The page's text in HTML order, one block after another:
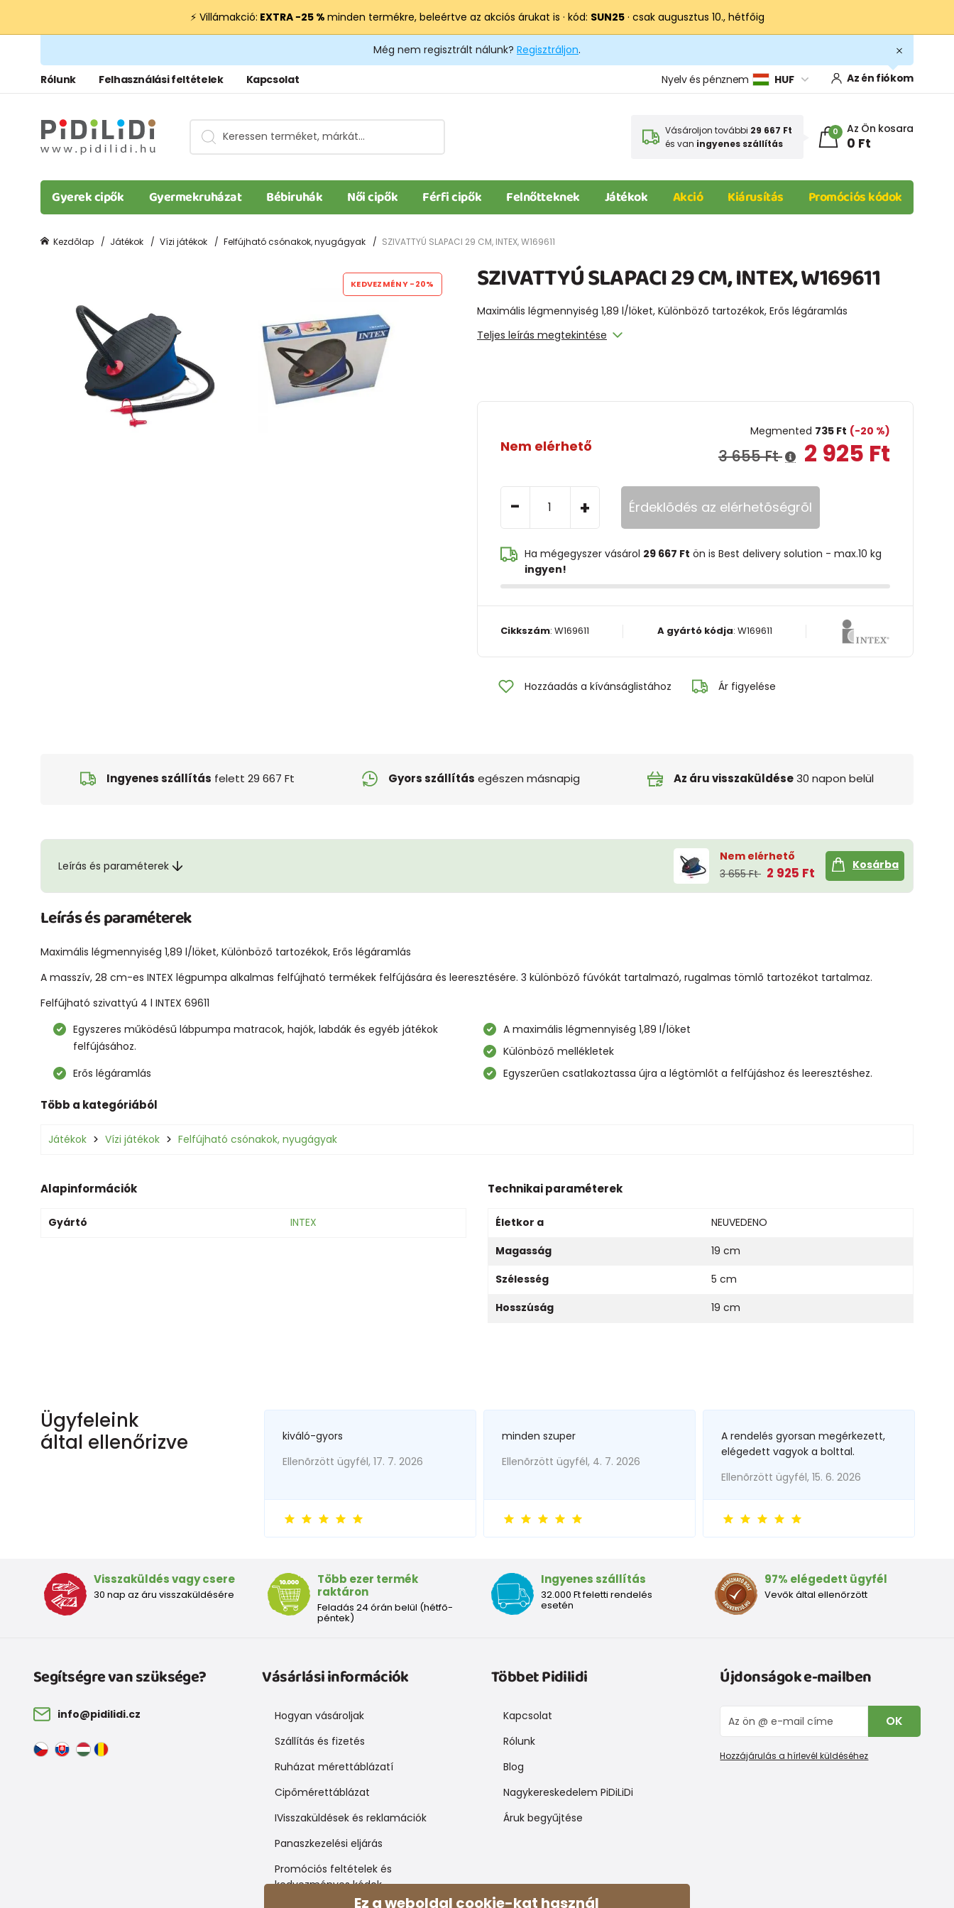
⚡ Villámakció: EXTRA −25 % minden termékre, beleértve az akciós árukat is · kód: SUN25· csak augusztus 10., hétfőig
Még nem regisztrált nálunk? Regisztráljon.
Rólunk Felhasználási feltételek Kapcsolat Nyelv és pénznem HUF Az én fiókom
Vásároljon további 29 667 Ft
és van ingyenes szállítás
0 Az Ön kosara
0 Ft
Gyerek cipők Gyermekruházat Bébiruhák Női cipők Férfi cipők Felnőtteknek Játékok Akció Kiárusítás Promóciós kódok
Kezdõlap Játékok Vízi játékok Felfújható csónakok, nyugágyak SZIVATTYÚ SLAPACI 29 CM, INTEX, W169611
SZIVATTYÚ SLAPACI 29 CM, INTEX, W169611
Maximális légmennyiség 1,89 l/löket, Különböző tartozékok, Erős légáramlás
Teljes leírás megtekintése
Nem elérhető
Megmented 735 Ft (-20 %)
3 655 Ft 2 925 Ft
- + Érdeklõdés az elérhetõségrõl
Ha mégegyszer vásárol 29 667 Ft ön is Best delivery solution - max.10 kg
ingyen!
Cikkszám: W169611 A gyártó kódja: W169611
Hozzáadás a kívánságlistához Ár figyelése
KEDVEZMÉNY-20%
Ingyenes szállítás felett 29 667 Ft Gyors szállítás egészen másnapig Az áru visszaküldése30 napon belül
Leírás és paraméterek
Nem elérhető
3 655 Ft 2 925 Ft
Kosárba
Leírás és paraméterek
Maximális légmennyiség 1,89 l/löket, Különböző tartozékok, Erős légáramlás
A masszív, 28 cm-es INTEX légpumpa alkalmas felfújható termékek felfújására és leeresztésére. 3 különböző fúvókát tartalmazó, rugalmas tömlő tartozékot tartalmaz.
Felfújható szivattyú 4 l INTEX 69611
Egyszeres működésű lábpumpa matracok, hajók, labdák és egyéb játékok
felfújásához.
A maximális légmennyiség 1,89 l/löket
Különböző mellékletek
Erős légáramlás
Egyszerűen csatlakoztassa újra a légtömlőt a felfújáshoz és leeresztéshez.
Több a kategóriából
Játékok Vízi játékok Felfújható csónakok, nyugágyak
Alapinformációk
Gyártó INTEX
Technikai paraméterek
Életkor a
NEUVEDENO
Magasság
19 cm
Szélesség
5 cm
Hosszúság
19 cm
Ügyfeleink
által ellenőrizve
kiváló-gyors
Ellenõrzött ügyfél, 17. 7. 2026
minden szuper
Ellenõrzött ügyfél, 4. 7. 2026
A rendelés gyorsan megérkezett,
elégedett vagyok a bolttal.
Ellenõrzött ügyfél, 15. 6. 2026
Visszaküldés vagy csere
30 nap az áru visszaküldésére
Több ezer termék
raktáron
Feladás 24 órán belül (hétfő-
péntek)
Ingyenes szállítás
32.000 Ft feletti rendelés
esetén
97% elégedett ügyfél
Vevők által ellenőrzött
Segítségre van szüksége?
info@pidilidi.cz
Vásárlási információk
Hogyan vásároljak
Szállítás és fizetés
Ruházat mérettáblázatí
Cipőmérettáblázat
IVisszaküldések és reklamációk
Panaszkezelési eljárás
Promóciós feltételek és
kedvezményes kódok
Többet Pidilidi
Kapcsolat
Rólunk
Blog
Nagykereskedelem PiDiLiDi
Áruk begyűjtése
Újdonságok e-mailben
OK
Hozzájárulás a hírlevél küldéséhez
Ez a weboldal cookie-kat használ